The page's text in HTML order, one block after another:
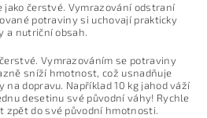
čerstvé. Vymrazování odstraní
potraviny si uchovají prakticky
a nutriční obsah.
Vymrazováním se potraviny
sníží hmotnost, což usnadňuje
na dopravu. Například 10 kg jahod váží
desetinu své původní váhy! Rychle
zpět do své původní hmotnosti.